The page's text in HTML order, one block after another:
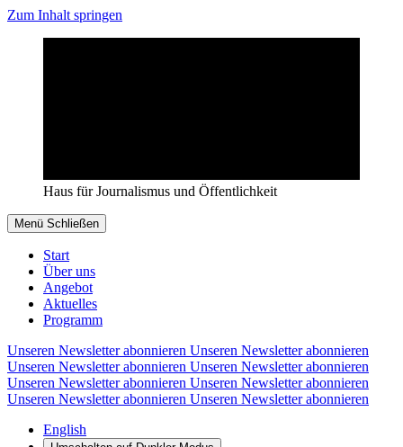
Zum Inhalt springen
Haus für Journalismus und Öffentlichkeit
Menü Schließen
Start
Über uns
Angebot
Aktuelles
Programm
Unseren Newsletter abonnieren Unseren Newsletter abonnieren
Unseren Newsletter abonnieren Unseren Newsletter abonnieren
Unseren Newsletter abonnieren Unseren Newsletter abonnieren
Unseren Newsletter abonnieren Unseren Newsletter abonnieren
English